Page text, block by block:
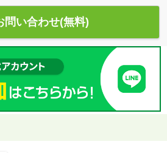
問い合わせ(無料)